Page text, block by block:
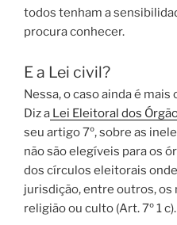
todos tenham a
procura conhecer.
E a Lei civil?
Nessa, o caso ainda é mais
Diz a Lei Eleitoral dos
seu artigo 7º, sobre as
não são elegíveis para os
dos círculos eleitorais
jurisdição, entre outros,
religião ou culto (Art. 7º 1 c).